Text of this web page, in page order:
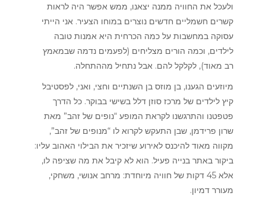
ולעכל את החוויה ממנה יצאנו, ממש אפשר היה לראות
קשרים חשמליים חדשים נוצרים במוחו הצעיר. אני הייתי
עסוקה במחשבות על כמה הכרחית היא אמנות טובה
לילדים, וכמה הורים מצליחים (לפעמים נדמה שבמאמץ
רב מאוד), לקלקל להם. אבל נתחיל מההתחלה.
מיוזעים הגענו, בן מוזס בן השנתיים וחצי, ואני, לפסטיבל
קיץ לילדים של מרכז סוזן דלל בשישי בבוקר. כל הדרך
פטפטנו והתרגשנו לקראת המופע “נופים של זהב” מאת
שרון פרידמן, שבן התעקש לקרוא לו “מנופים של זהב”,
מקווה מאוד להיכנס לאירוע שיזכיר את הבילוי האהוב עליו:
ביקור באתר בנייה פעיל. הוא לא קיבל את מה שציפה לו,
אלא 45 דקות של חוויה מיוחדת: מרחב אנושי, משחקי,
מעורר דמיון.